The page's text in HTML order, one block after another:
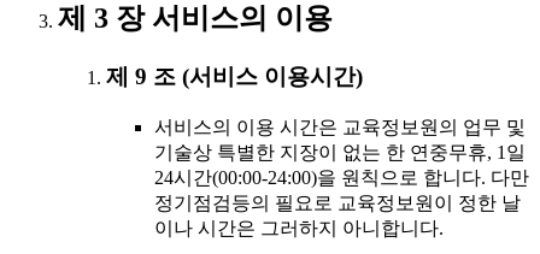
제 3 장 서비스의 이용
제 9 조 (서비스 이용시간)
서비스의 이용 시간은 교육정보원의 업무 및
기술상 특별한 지장이 없는 한 연중무휴, 1일
24시간(00:00-24:00)을 원칙으로 합니다. 다만
정기점검등의 필요로 교육정보원이 정한 날
이나 시간은 그러하지 아니합니다.